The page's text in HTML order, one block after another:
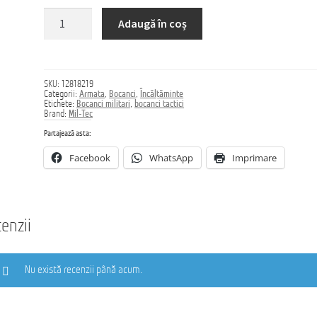
Bocanci
Adaugă în coș
SKU:12818219
Categorii:Armata, Bocanci, Încălțăminte
Etichete: Bocanci militari, bocanci tactici
Brand: Mil-Tec
Partajează asta:
Facebook WhatsApp Imprimare
Nu există recenzii până acum.